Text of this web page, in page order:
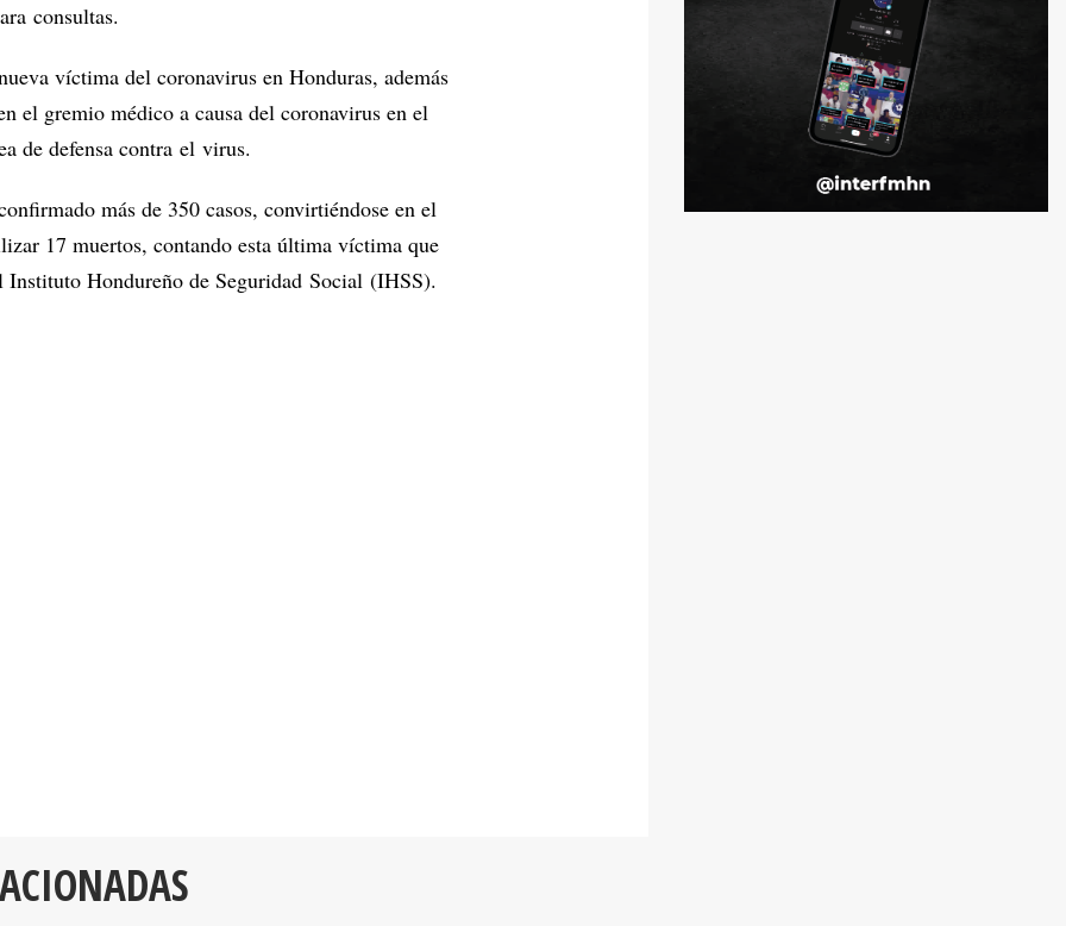
consultas.
víctima del coronavirus en Honduras, además
el gremio médico a causa del coronavirus en el
de defensa contra el virus.
más de 350 casos, convirtiéndose en el
17 muertos, contando esta última víctima que
Instituto Hondureño de Seguridad Social (IHSS).